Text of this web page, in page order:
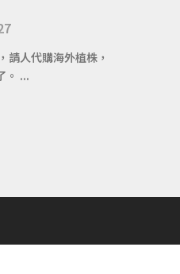
請人代購海外植株，
。 ...